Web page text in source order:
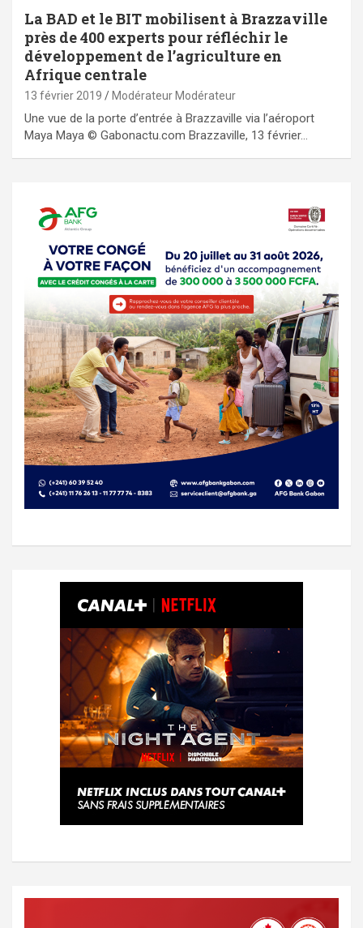
La BAD et le BIT mobilisent à Brazzaville
près de 400 experts pour réfléchir le
développement de l’agriculture en
Afrique centrale
13 février 2019 Modérateur Modérateur
Une vue de la porte d’entrée à Brazzaville via l’aéroport
Maya Maya © Gabonactu.com Brazzaville, 13 février…